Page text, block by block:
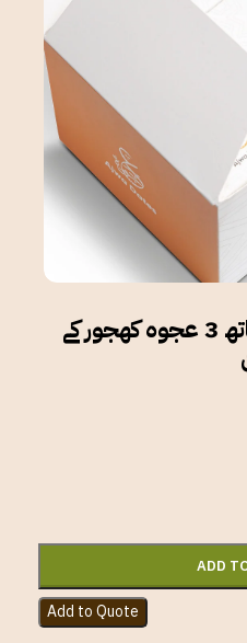
بادام اور الائچی کے ساتھ 3 عجوہ کھجور کے
ADD
Add to Quote